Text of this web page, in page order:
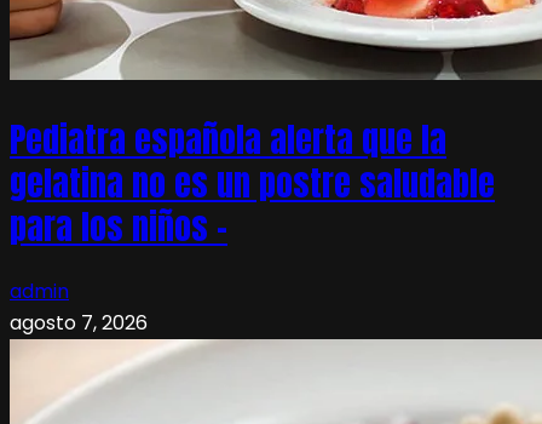
Pediatra española alerta que la
gelatina no es un postre saludable
para los niños –
admin
agosto 7, 2026